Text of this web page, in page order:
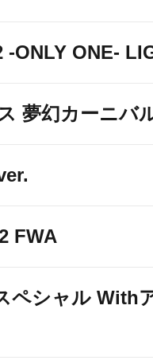
-ONLY ONE-
夢幻カーニバ
FWA
ペシャル With